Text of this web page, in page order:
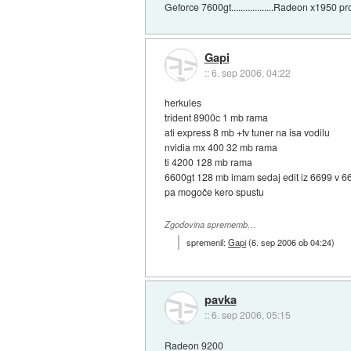
Geforce 7600gt..................Radeon x1950
Gapi
::6. sep 2006, 04:22
herkules
trident 8900c 1 mb rama
ati express 8 mb +tv tuner na isa vodilu
nvidia mx 400 32 mb rama
ti 4200 128 mb rama
6600gt 128 mb imam sedaj edit iz 6699 v
pa mogoče kero spustu
Zgodovina sprememb…
spremenil:Gapi(6. sep 2006 ob 04:24)
pavka
::6. sep 2006, 05:15
Radeon 9200